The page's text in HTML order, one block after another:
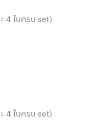
4 ใบครบ set)
4 ใบครบ set)